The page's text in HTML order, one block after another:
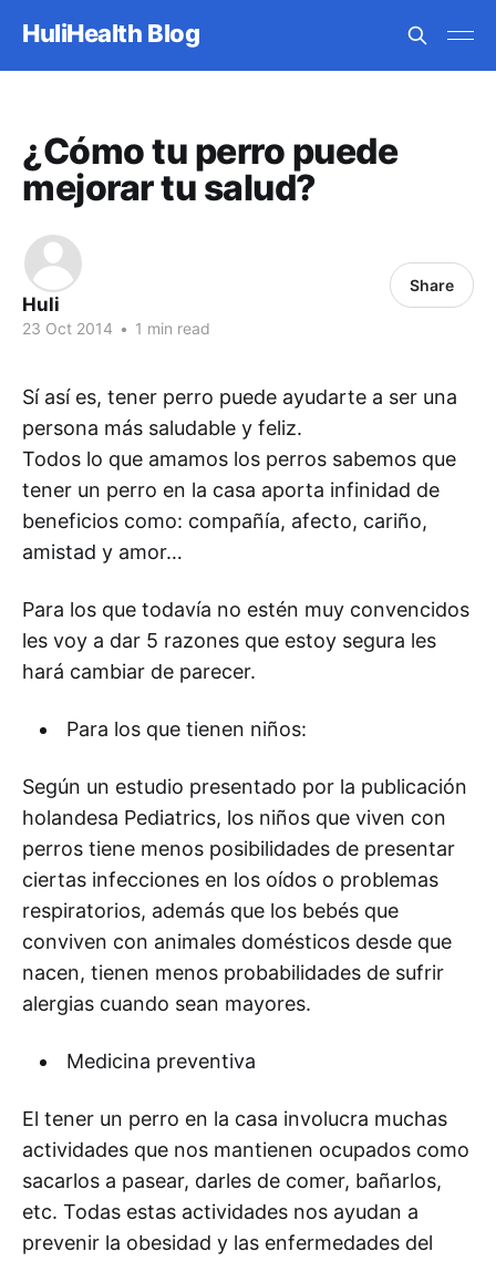
HuliHealth Blog
¿Cómo tu perro puede
mejorar tu salud?
Huli
23 Oct 2014 • 1 min read
Share
Sí así es, tener perro puede ayudarte a ser una
persona más saludable y feliz.
Todos lo que amamos los perros sabemos que
tener un perro en la casa aporta infinidad de
beneficios como: compañía, afecto, cariño,
amistad y amor…
Para los que todavía no estén muy convencidos
les voy a dar 5 razones que estoy segura les
hará cambiar de parecer.
Para los que tienen niños:
Según un estudio presentado por la publicación
holandesa Pediatrics, los niños que viven con
perros tiene menos posibilidades de presentar
ciertas infecciones en los oídos o problemas
respiratorios, además que los bebés que
conviven con animales domésticos desde que
nacen, tienen menos probabilidades de sufrir
alergias cuando sean mayores.
Medicina preventiva
El tener un perro en la casa involucra muchas
actividades que nos mantienen ocupados como
sacarlos a pasear, darles de comer, bañarlos,
etc. Todas estas actividades nos ayudan a
prevenir la obesidad y las enfermedades del